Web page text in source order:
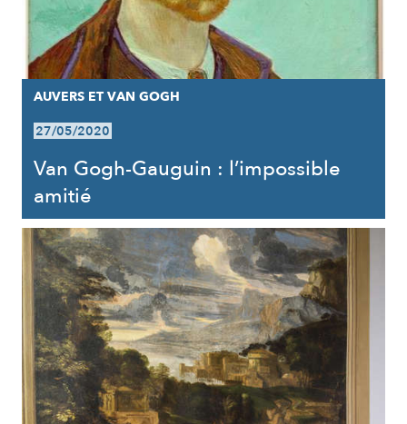
AUVERS ET VAN GOGH
27/05/2020
Van Gogh-Gauguin : l’impossible
amitié